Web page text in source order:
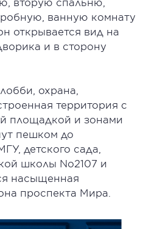
ванную комнату
открывается вид на
и в сторону
охрана,
территория с
площадкой и зонами
пешком до
детского сада,
школы No2107 и
насыщенная
проспекта Мира.